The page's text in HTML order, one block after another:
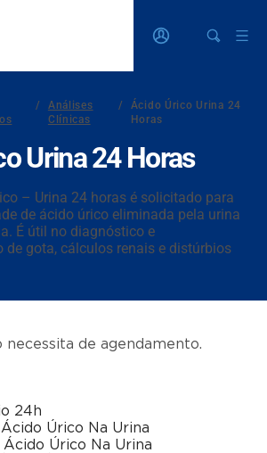
/
Análises
Clínicas
/
Ácido Úrico Urina 24
Horas
Urina 24 Horas
– Urina 24 horas é solicitado para
de ácido úrico eliminada pela urina
É útil no diagnóstico e
de gota, cálculos renais e distúrbios
necessita de agendamento.
24h
Úrico Na Urina
Ácido Úrico Na Urina